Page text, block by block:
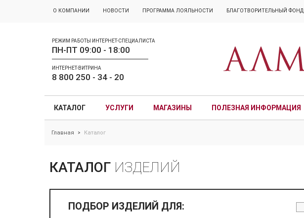
О КОМПАНИИ НОВОСТИ ПРОГРАММА ЛОЯЛЬНОСТИ БЛАГОТВОРИТЕЛЬНЫЙ ФОНД
РЕЖИМ РАБОТЫ ИНТЕРНЕТ-СПЕЦИАЛИСТА
ПН-ПТ 09:00 - 18:00
ИНТЕРНЕТ-ВИТРИНА
8 800 250 - 34 - 20
КАТАЛОГ УСЛУГИ МАГАЗИНЫ ПОЛЕЗНАЯ ИНФОРМАЦИЯ
Главная > Каталог
КАТАЛОГ ИЗДЕЛИЙ
ПОДБОР ИЗДЕЛИЙ ДЛЯ: